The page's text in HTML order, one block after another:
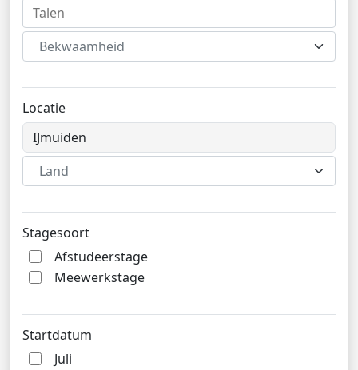
Bekwaamheid
Locatie
Land
Stagesoort
Afstudeerstage
Meewerkstage
Startdatum
Juli